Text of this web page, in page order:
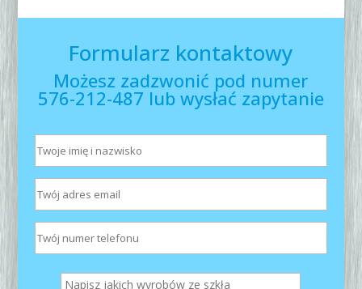
Formularz kontaktowy
Możesz zadzwonić pod numer
576-212-487 lub wysłać zapytanie